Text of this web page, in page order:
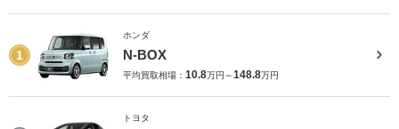
1
ホンダ
N-BOX
平均買取相場： 10.8万円～148.8万円
トヨタ